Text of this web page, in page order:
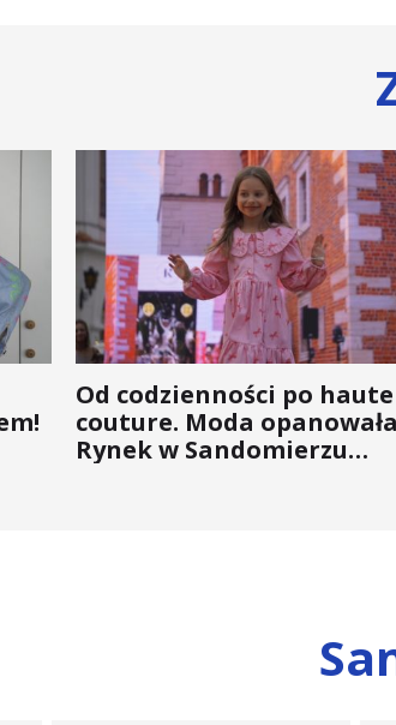
Od codzienności po haute
couture. Moda opanowała
Rynek w Sandomierzu